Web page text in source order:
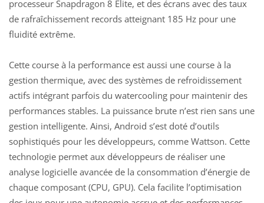
processeur Snapdragon 8 Elite, et des écrans avec des taux
de rafraîchissement records atteignant 185 Hz pour une
fluidité extrême.
Cette course à la performance est aussi une course à la
gestion thermique, avec des systèmes de refroidissement
actifs intégrant parfois du watercooling pour maintenir des
performances stables. La puissance brute n’est rien sans une
gestion intelligente. Ainsi, Android s’est doté d’outils
sophistiqués pour les développeurs, comme Wattson. Cette
technologie permet aux développeurs de réaliser une
analyse logicielle avancée de la consommation d’énergie de
chaque composant (CPU, GPU). Cela facilite l’optimisation